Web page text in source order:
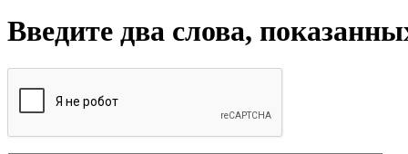
Введите два слова,